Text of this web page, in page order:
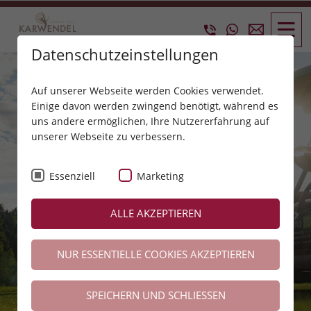
Datenschutzeinstellungen
Auf unserer Webseite werden Cookies verwendet.
Einige davon werden zwingend benötigt, während es
uns andere ermöglichen, Ihre Nutzererfahrung auf
unserer Webseite zu verbessern.
Essenziell Marketing
ALLE AKZEPTIEREN
NUR ESSENTIELLE COOKIES AKZEPTIEREN
SPEICHERN UND SCHLIESSEN